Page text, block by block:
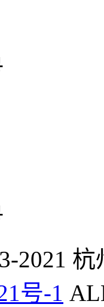
2021
号-1